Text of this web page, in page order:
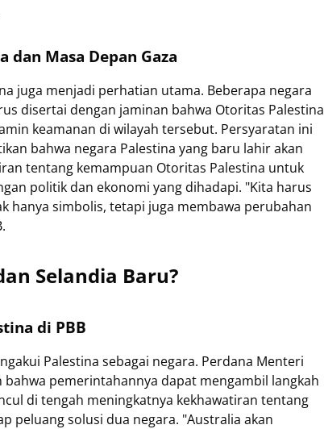
Masa Depan Gaza
juga menjadi perhatian utama. Beberapa negara
disertai dengan jaminan bahwa Otoritas Palestina
keamanan di wilayah tersebut. Persyaratan ini
bahwa negara Palestina yang baru lahir akan
tentang kemampuan Otoritas Palestina untuk
politik dan ekonomi yang dihadapi. "Kita harus
hanya simbolis, tetapi juga membawa perubahan
Selandia Baru?
di PBB
Palestina sebagai negara. Perdana Menteri
pemerintahannya dapat mengambil langkah
di tengah meningkatnya kekhawatiran tentang
peluang solusi dua negara. "Australia akan